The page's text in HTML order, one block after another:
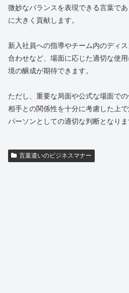
微妙なバランスを表現できる言葉で
に大きく貢献します。
新入社員への指導やチーム内のディ
合わせなど、場面に応じた適切な使
境の醸成が期待できます。
ただし、重要な局面や公式な場面で
相手との関係性を十分に考慮した上
パーソンとしての適切な判断となりま
言葉遣いのビジネスマナー